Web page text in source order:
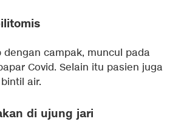
dengan campak, muncul pada
Covid. Selain itu pasien juga
air.
di ujung jari